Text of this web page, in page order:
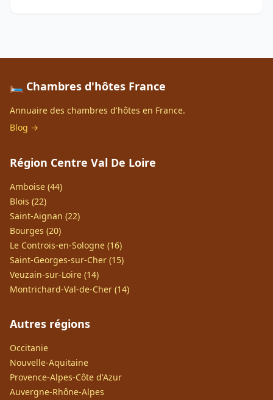
🛏️ Chambres d'hôtes France
Annuaire des chambres d'hôtes en France.
Blog →
Région Centre Val De Loire
Amboise (44)
Blois (22)
Saint-Aignan (22)
Bourges (20)
Le Controis-en-Sologne (16)
Saint-Georges-sur-Cher (15)
Veuzain-sur-Loire (14)
Montrichard-Val-de-Cher (14)
Autres régions
Occitanie
Nouvelle-Aquitaine
Provence-Alpes-Côte d'Azur
Auvergne-Rhône-Alpes